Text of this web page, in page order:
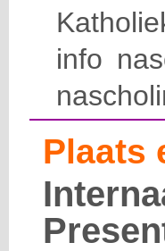
info
Plaats